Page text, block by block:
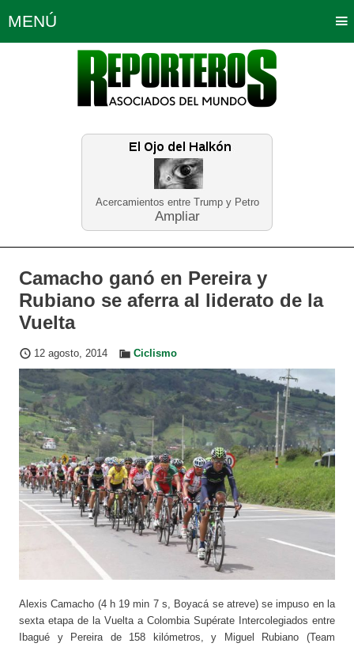
Acercamientos entre Trump y Petro
Ampliar
MENÚ
Política Opinión Bogotá
Planeta Tierra Deportes
Educación Neira
Camacho ganó en Pereira y
Rubiano se aferra al liderato de la
Vuelta
12 agosto, 2014 Ciclismo
Alexis Camacho (4 h 19 min 7 s, Boyacá se atreve) se impuso en la
sexta etapa de la Vuelta a Colombia Supérate Intercolegiados entre
Ibagué y Pereira de 158 kilómetros, y Miguel Rubiano (Team